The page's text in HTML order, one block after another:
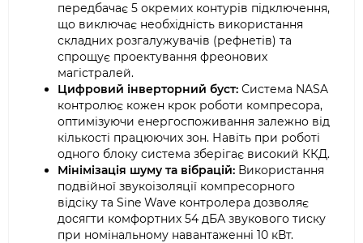
передбачає 5 окремих контурів підключення,
що виключає необхідність використання
складних розгалужувачів (рефнетів) та
спрощує проектування фреонових
магістралей.
Цифровий інверторний буст: Система NASA
контролює кожен крок роботи компресора,
оптимізуючи енергоспоживання залежно від
кількості працюючих зон. Навіть при роботі
одного блоку система зберігає високий ККД.
Мінімізація шуму та вібрацій: Використання
подвійної звукоізоляції компресорного
відсіку та Sine Wave контролера дозволяє
досягти комфортних 54 дБА звукового тиску
при номінальному навантаженні 10 кВт.